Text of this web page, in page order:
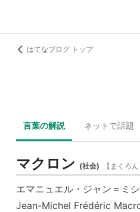
はてなブログ トップ
言葉の解説 ネットで話題
マクロン (社会) 【 まくろん
エマニュエル・ジャン＝ミ
Jean-Michel Frédéric